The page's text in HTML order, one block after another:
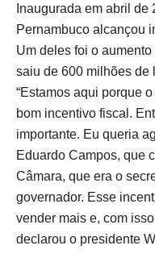
Inaugurada em abril
Pernambuco alcançou
Um deles foi o
saiu de 600 milhões de
“Estamos aqui porque
bom incentivo fiscal.
importante. Eu queria
Eduardo Campos, que
Câmara, que era o
governador. Esse
vender mais e, com
declarou o presidente